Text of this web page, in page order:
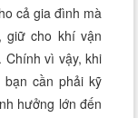
cả gia đình mà
giữ cho khí vận
Chính vì vậy, khi
bạn cần phải kỹ
hưởng lớn đến